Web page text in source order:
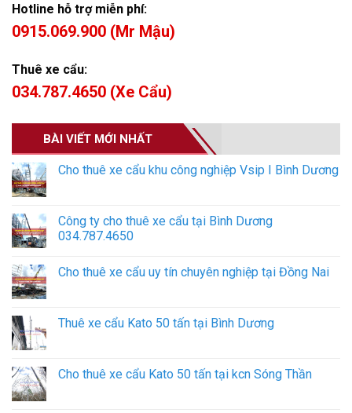
Hotline hỗ trợ miễn phí:
0915.069.900 (Mr Mậu)
Thuê xe cẩu:
034.787.4650 (Xe Cẩu)
BÀI VIẾT MỚI NHẤT
Cho thuê xe cẩu khu công nghiệp Vsip I Bình Dương
Công ty cho thuê xe cẩu tại Bình Dương
034.787.4650
Cho thuê xe cẩu uy tín chuyên nghiệp tại Đồng Nai
Thuê xe cẩu Kato 50 tấn tại Bình Dương
Cho thuê xe cẩu Kato 50 tấn tại kcn Sóng Thần